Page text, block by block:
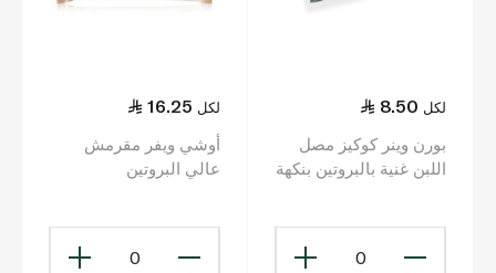
8.50 لكل
بورن وينر كوكيز مصل
اللبن غنية بالبروتين بنكهة
0
16.25 لكل
أوشي ويفر مقرمش
عالي البروتين
0